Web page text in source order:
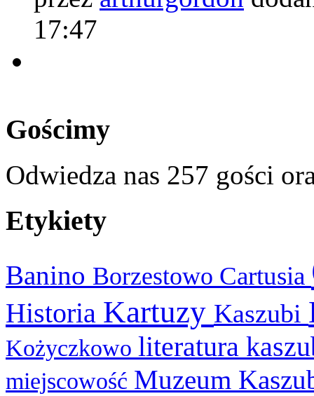
17:47
Gościmy
Odwiedza nas 257 gości
Etykiety
Banino Borzestowo Cartusia
Historia Kartuzy Kaszubi
Kożyczkowo literatura
miejscowość Muzeum